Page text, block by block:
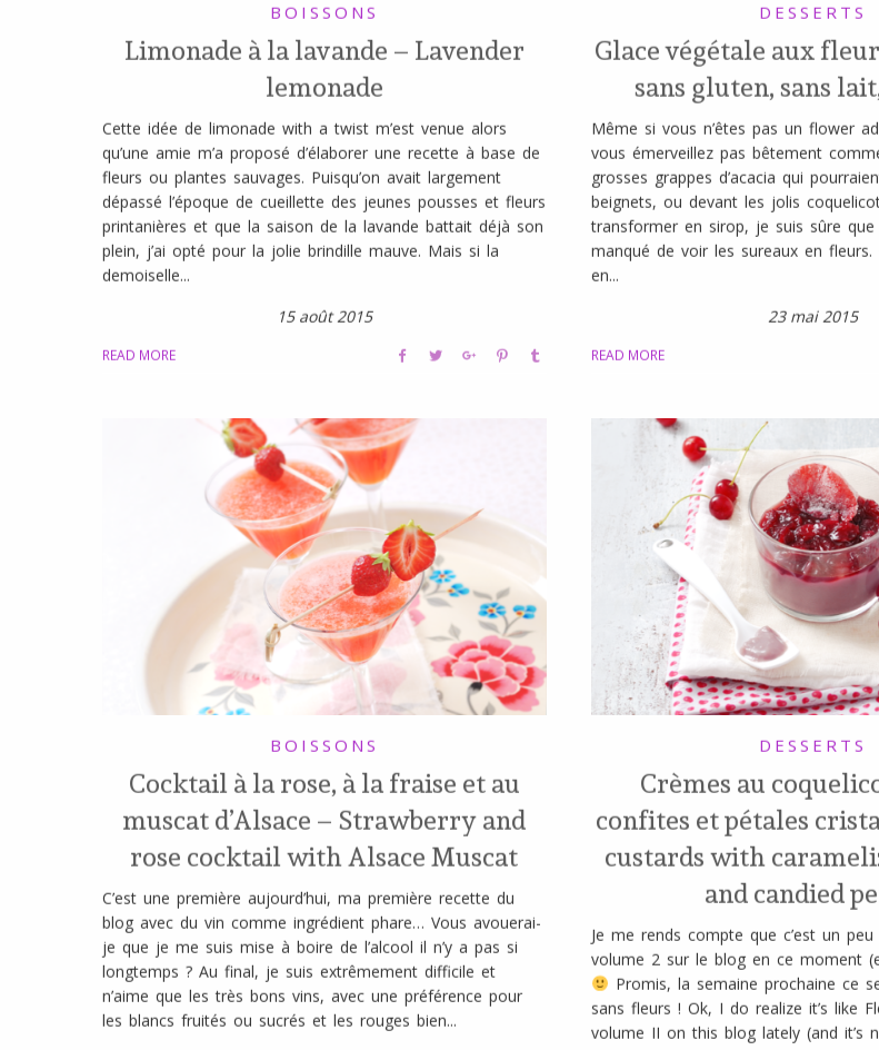
BOISSONS
Limonade à la lavande – Lavender
lemonade
Cette idée de limonade with a twist m’est venue alors
qu’une amie m’a proposé d’élaborer une recette à base de
fleurs ou plantes sauvages. Puisqu’on avait largement
dépassé l’époque de cueillette des jeunes pousses et fleurs
printanières et que la saison de la lavande battait déjà son
plein, j’ai opté pour la jolie brindille mauve. Mais si la
demoiselle...
15 août 2015
READ MORE
DESSERTS
Glace végétale aux
sans gluten, sans
Même si vous n’êtes pas un flower
vous émerveillez pas bêtement
grosses grappes d’acacia qui
beignets, ou devant les jolis
transformer en sirop, je suis sûre que
manqué de voir les sureaux en fleurs.
en...
23 mai 2015
READ MORE
BOISSONS
Cocktail à la rose, à la fraise et au
muscat d’Alsace – Strawberry and
rose cocktail with Alsace Muscat
C’est une première aujourd’hui, ma première recette du
blog avec du vin comme ingrédient phare… Vous avouerai-
je que je me suis mise à boire de l’alcool il n’y a pas si
longtemps ? Au final, je suis extrêmement difficile et
n’aime que les très bons vins, avec une préférence pour
les blancs fruités ou sucrés et les rouges bien...
DESSERTS
Crèmes au
confites et pétales
custards with
and candied
Je me rends compte que c’est un peu
volume 2 sur le blog en ce moment
Promis, la semaine prochaine ce
sans fleurs ! Ok, I do realize it’s like
volume II on this blog lately (and it’s